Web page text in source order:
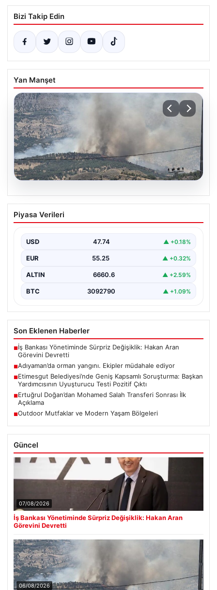
Bizi Takip Edin
Yan Manşet
06.08.2026
Adıyaman’da orman yangını. Ekipler
müdahale ediyor
Alınmaya Çalışılıyor", "content": "Adıyaman iline bağlı
Gerger…
Piyasa Verileri
USD 47.74 ▲ +0.18%
EUR 55.25 ▲ +0.32%
ALTIN 6660.6 ▲ +2.59%
BTC 3092790 ▲ +1.09%
Son Eklenen Haberler
■İş Bankası Yönetiminde Sürpriz Değişiklik: Hakan Aran
Görevini Devretti
■Adıyaman’da orman yangını. Ekipler müdahale ediyor
■Etimesgut Belediyesi’nde Geniş Kapsamlı Soruşturma: Başkan
Yardımcısının Uyuşturucu Testi Pozitif Çıktı
■Ertuğrul Doğan’dan Mohamed Salah Transferi Sonrası İlk
Açıklama
■Outdoor Mutfaklar ve Modern Yaşam Bölgeleri
Güncel
07/08/2026
İş Bankası Yönetiminde Sürpriz Değişiklik: Hakan Aran
Görevini Devretti
06/08/2026